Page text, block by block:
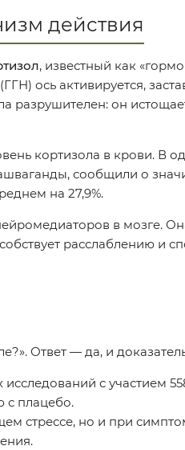
действия
, известный как
ось активируется,
разрушителен: он
кортизола в крови.
сообщили о
на 27,9%.
в мозге.
расслаблению и
Ответ — да, и
с участием
с плацебо.
стрессе, но и при